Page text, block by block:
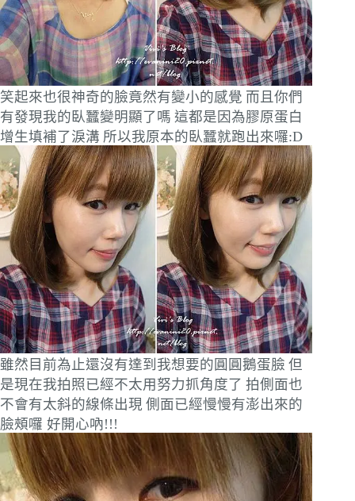
笑起來也很神奇的臉竟然有變小的感覺 而且你們
有發現我的臥蠶變明顯了嗎 這都是因為膠原蛋白
增生填補了淚溝 所以我原本的臥蠶就跑出來囉:D
雖然目前為止還沒有達到我想要的圓圓鵝蛋臉 但
是現在我拍照已經不太用努力抓角度了 拍側面也
不會有太斜的線條出現 側面已經慢慢有澎出來的
臉頰囉 好開心吶!!!